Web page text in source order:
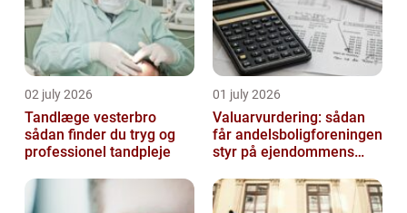
02 july 2026
Tandlæge vesterbro
sådan finder du tryg og
professionel tandpleje
01 july 2026
Valuarvurdering: sådan
får andelsboligforeningen
styr på ejendommens